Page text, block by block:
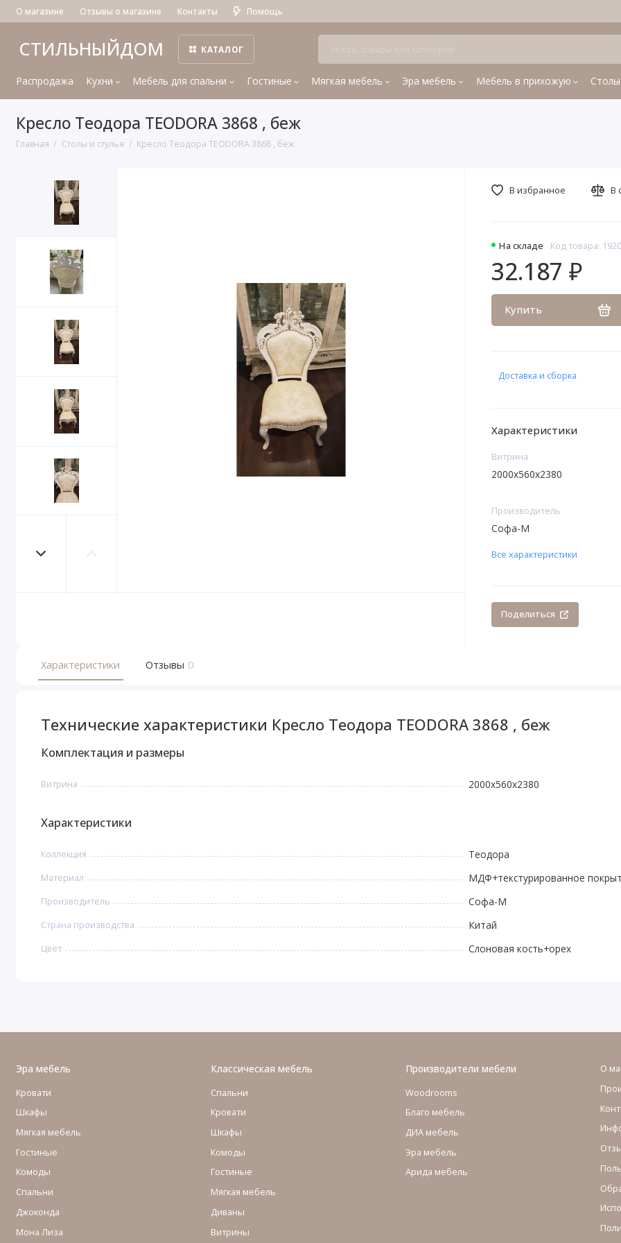
О магазине Отзывы о магазине Контакты Помощь
СТИЛЬНЫЙДОМ КАТАЛОГ
Распродажа Кухни Мебель для спальни Гостиные Мягкая мебель Эра мебель Мебель в прихожую
Кресло Теодора TEODORA 3868 , беж
Главная Столы и стулья Кресло Теодора TEODORA 3868 , беж
На складе Код товара: 1920
32.187 ₽
Купить
В избранное В
Доставка и сборка
Характеристики
Витрина
2000x560x2380
Производитель
Софа-М
Все характеристики
Поделиться
Характеристики Отзывы 0
Технические характеристики Кресло Теодора TEODORA 3868 , беж
Комплектация и размеры
Витрина 2000x560x2380
Характеристики
Коллекция Теодора
Материал МДФ+текстурированное
Производитель Софа-М
Страна производства Китай
Цвет Слоновая кость+орех
Эра мебель
Кровати
Шкафы
Мягкая мебель
Гостиные
Комоды
Cпальни
Джоконда
Мона Лиза
Классическая мебель
Спальни
Кровати
Шкафы
Комоды
Гостиные
Мягкая мебель
Диваны
Витрины
Производители мебели
Woodrooms
Благо мебель
ДИА мебель
Эра мебель
Арида мебель
О